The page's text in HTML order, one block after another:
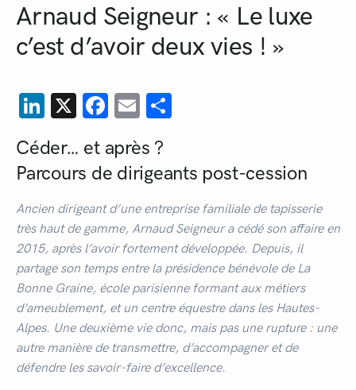
Arnaud Seigneur : « Le luxe
c’est d’avoir deux vies ! »
LinkedIn
X Facebook
Email
Céder… et après ?
Parcours de dirigeants post-cession
Ancien dirigeant d’une entreprise familiale de tapisserie
très haut de gamme, Arnaud Seigneur a cédé son affaire en
2015, après l’avoir fortement développée. Depuis, il
partage son temps entre la présidence bénévole de La
Bonne Graine, école parisienne formant aux métiers
d’ameublement, et un centre équestre dans les Hautes-
Alpes. Une deuxième vie donc, mais pas une rupture : une
autre manière de transmettre, d’accompagner et de
défendre les savoir-faire d’excellence.